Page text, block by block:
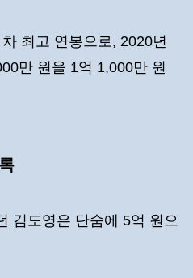
최고 연봉으로, 2020년
만 원을 1억 1,000만 원
김도영은 단숨에 5억 원으